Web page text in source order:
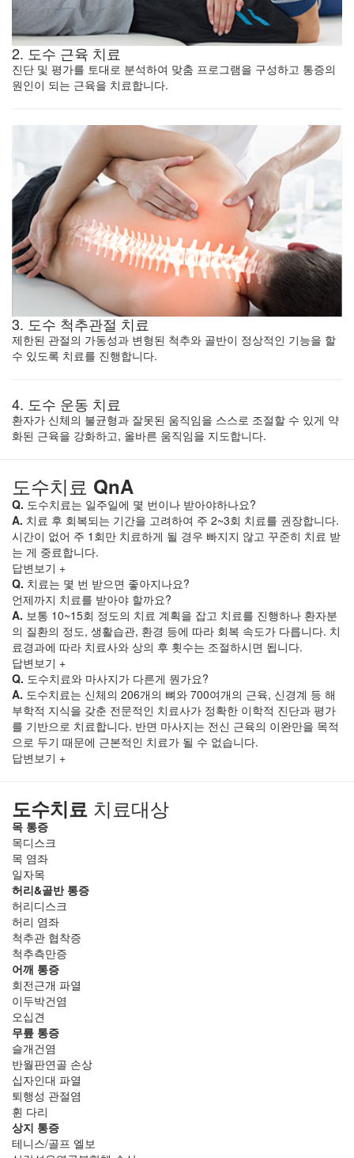
2. 도수 근육 치료
진단 및 평가를 토대로 분석하여 맞춤 프로그램을 구성하고 통증의
원인이 되는 근육을 치료합니다.
3. 도수 척추관절 치료
제한된 관절의 가동성과 변형된 척추와 골반이 정상적인 기능을 할
수 있도록 치료를 진행합니다.
4. 도수 운동 치료
환자가 신체의 불균형과 잘못된 움직임을 스스로 조절할 수 있게 약
화된 근육을 강화하고, 올바른 움직임을 지도합니다.
도수치료 QnA
Q. 도수치료는 일주일에 몇 번이나 받아야하나요?
A. 치료 후 회복되는 기간을 고려하여 주 2~3회 치료를 권장합니다.
시간이 없어 주 1회만 치료하게 될 경우 빠지지 않고 꾸준히 치료 받
는 게 중료합니다.
답변보기 +
Q. 치료는 몇 번 받으면 좋아지나요?
언제까지 치료를 받아야 할까요?
A. 보통 10~15회 정도의 치료 계획을 잡고 치료를 진행하나 환자분
의 질환의 정도, 생활습관, 환경 등에 따라 회복 속도가 다릅니다. 치
료경과에 따라 치료사와 상의 후 횟수는 조절하시면 됩니다.
답변보기 +
Q. 도수치료와 마사지가 다른게 뭔가요?
A. 도수치료는 신체의 206개의 뼈와 700여개의 근육, 신경계 등 해
부학적 지식을 갖춘 전문적인 치료사가 정확한 이학적 진단과 평가
를 기반으로 치료합니다. 반면 마사지는 전신 근육의 이완만을 목적
으로 두기 때문에 근본적인 치료가 될 수 없습니다.
답변보기 +
도수치료 치료대상
목 통증
목디스크
목 염좌
일자목
허리&골반 통증
허리디스크
허리 염좌
척추관 협착증
척추측만증
어깨 통증
회전근개 파열
이두박건염
오십견
무릎 통증
슬개건염
반월판연골 손상
십자인대 파열
퇴행성 관절염
휜 다리
상지 통증
테니스/골프 엘보